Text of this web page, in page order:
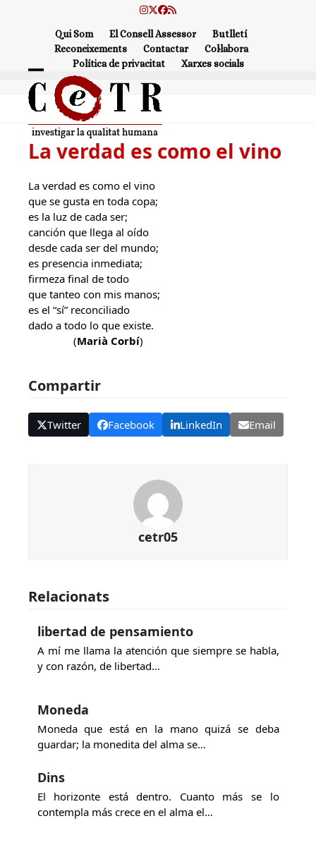
Instagram
Twitter
Facebook
RSS
Qui Som El Consell Assessor
Butlletí
Reconeixements
Contactar
Col·labora
Política de privacitat
Xarxes socials
Open
mobile
menu
Close
mobile
menu
La verdad es como el vino
La verdad es como el vino
que se gusta en toda copa;
es la luz de cada ser;
canción que llega al oído
desde cada ser del mundo;
es presencia inmediata;
firmeza final de todo
que tanteo con mis manos;
es el “sí” reconciliado
dado a todo lo que existe.
(Marià Corbí)
Compartir
Twitter Facebook LinkedIn Email
cetr05
Relacionats
libertad de pensamiento
A mí me llama la atención que siempre se habla,
y con razón, de libertad…
Moneda
Moneda que está en la mano quizá se deba
guardar; la monedita del alma se…
Dins
El horizonte está dentro. Cuanto más se lo
contempla más crece en el alma el…